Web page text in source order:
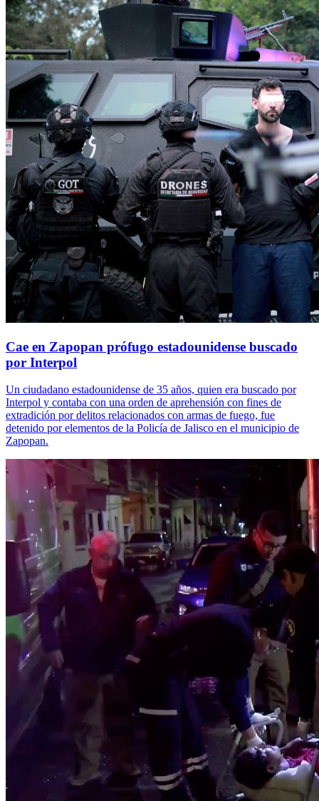
Cae en Zapopan prófugo estadounidense buscado
por Interpol
Un ciudadano estadounidense de 35 años, quien era buscado por
Interpol y contaba con una orden de aprehensión con fines de
extradición por delitos relacionados con armas de fuego, fue
detenido por elementos de la Policía de Jalisco en el municipio de
Zapopan.